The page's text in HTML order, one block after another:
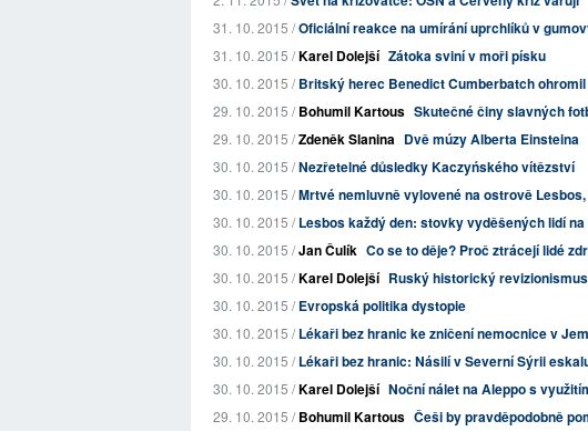
31. 10. 2015 /Oficiální reakce na umírání uprchlíků v
31. 10. 2015 /Karel Dolejší Zátoka sviní v moři písku
30. 10. 2015 /Britský herec Benedict Cumberbatch
29. 10. 2015 /Bohumil Kartous Skutečné činy slavných
29. 10. 2015 /Zdeněk Slanina Dvě múzy Alberta Einsteina
30. 10. 2015 /Nezřetelné důsledky Kaczyńského vítězství
30. 10. 2015 /Mrtvé nemluvně vylovené na ostrově
30. 10. 2015 /Lesbos každý den: stovky vyděšených lidí
30. 10. 2015 /Jan Čulík Co se to děje? Proč ztrácejí lidé
30. 10. 2015 /Karel Dolejší Ruský historický
30. 10. 2015 /Evropská politika dystopie
30. 10. 2015 /Lékaři bez hranic ke zničení nemocnice v
30. 10. 2015 /Lékaři bez hranic: Násilí v Severní Sýrii
30. 10. 2015 /Karel Dolejší Noční nálet na Aleppo s
29. 10. 2015 /Bohumil Kartous Češi by pravděpodobně